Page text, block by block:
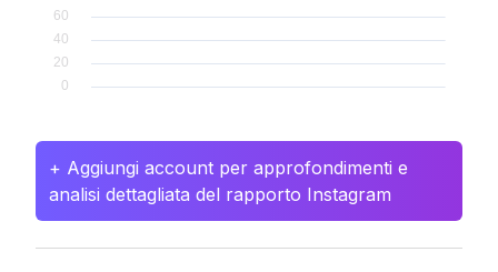
+ Aggiungi account per approfondimenti e
analisi dettagliata del rapporto Instagram